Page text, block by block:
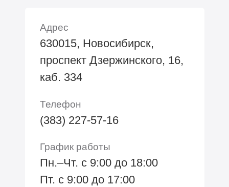
Адрес
630015, Новосибирск,
проспект Дзержинского, 16,
каб. 334
Телефон
(383) 227-57-16
График работы
Пн.–Чт. с 9:00 до 18:00
Пт. с 9:00 до 17:00